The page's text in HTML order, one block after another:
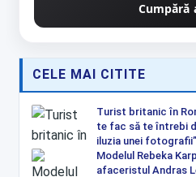
Cumpără
CELE MAI CITITE
Turist britanic în
te fac să te întrebi
iluzia unei fotografii”
Modelul Rebeka
afaceristul Andras